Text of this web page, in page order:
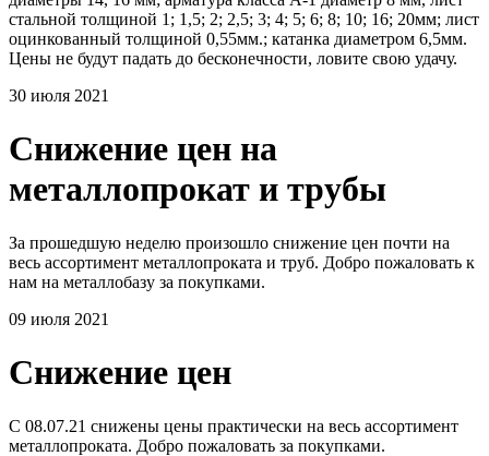
стальной толщиной 1; 1,5; 2; 2,5; 3; 4; 5; 6; 8; 10; 16; 20мм; лист
оцинкованный толщиной 0,55мм.; катанка диаметром 6,5мм.
Цены не будут падать до бесконечности, ловите свою удачу.
30 июля 2021
Снижение цен на
металлопрокат и трубы
За прошедшую неделю произошло снижение цен почти на
весь ассортимент металлопроката и труб. Добро пожаловать к
нам на металлобазу за покупками.
09 июля 2021
Снижение цен
С 08.07.21 снижены цены практически на весь ассортимент
металлопроката. Добро пожаловать за покупками.